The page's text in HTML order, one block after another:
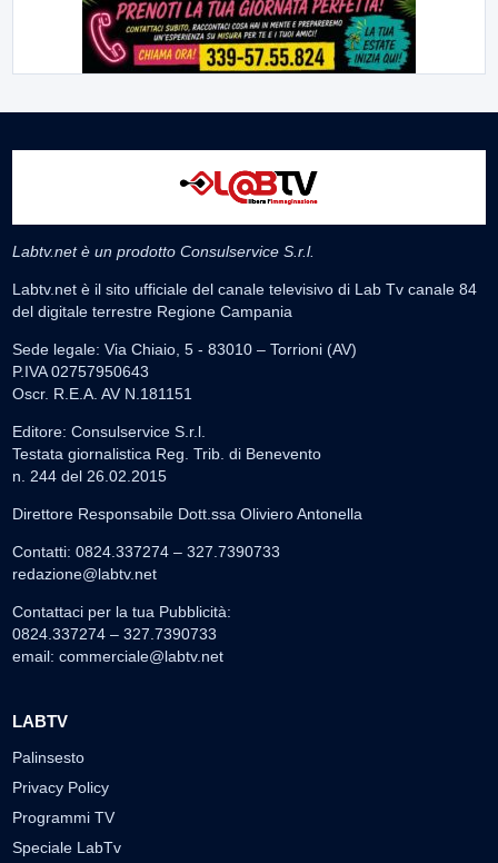
Labtv.net è un prodotto Consulservice S.r.l.
Labtv.net è il sito ufficiale del canale televisivo di Lab Tv canale 84
del digitale terrestre Regione Campania
Sede legale: Via Chiaio, 5 - 83010 – Torrioni (AV)
P.IVA 02757950643
Oscr. R.E.A. AV N.181151
Editore: Consulservice S.r.l.
Testata giornalistica Reg. Trib. di Benevento
n. 244 del 26.02.2015
Direttore Responsabile Dott.ssa Oliviero Antonella
Contatti: 0824.337274 – 327.7390733
redazione@labtv.net
Contattaci per la tua Pubblicità:
0824.337274 – 327.7390733
email: commerciale@labtv.net
LABTV
Palinsesto
Privacy Policy
Programmi TV
Speciale LabTv